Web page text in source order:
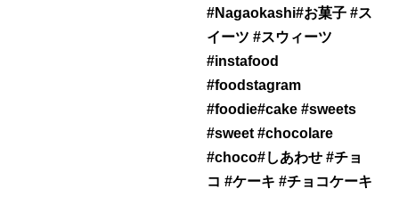
#Nagaokashi#お菓子 #ス
イーツ #スウィーツ
#instafood
#foodstagram
#foodie#cake #sweets
#sweet #chocolare
#choco#しあわせ #チョ
コ #ケーキ #チョコケーキ